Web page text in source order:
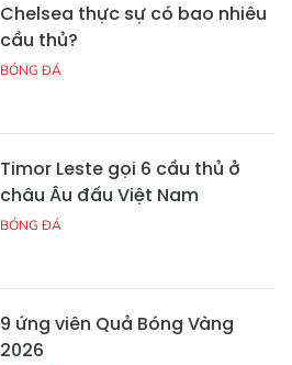
Chelsea thực sự có bao nhiêu
cầu thủ?
BÓNG ĐÁ
Timor Leste gọi 6 cầu thủ ở
châu Âu đấu Việt Nam
BÓNG ĐÁ
9 ứng viên Quả Bóng Vàng
2026